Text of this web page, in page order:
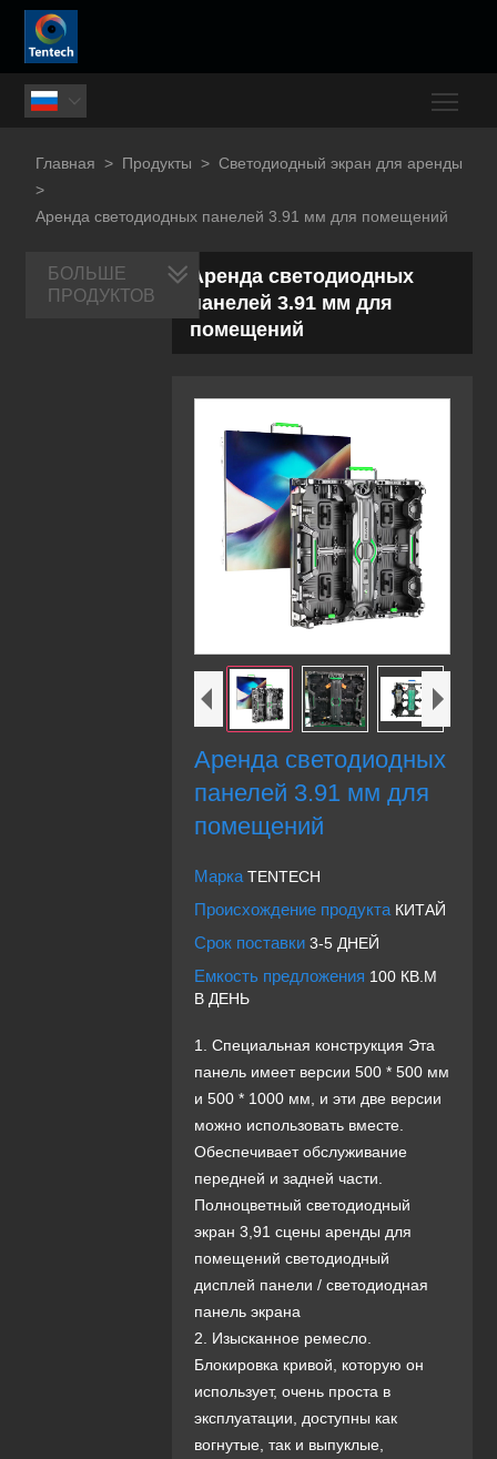

Главная > Продукты > Светодиодный экран для аренды
>
Аренда светодиодных панелей 3.91 мм для помещений
Аренда светодиодных
панелей 3.91 мм для
помещений
Аренда светодиодных
панелей 3.91 мм для
помещений
Марка TENTECH
Происхождение продукта КИТАЙ
Срок поставки 3-5 ДНЕЙ
Емкость предложения 100 КВ.М
В ДЕНЬ
1. Специальная конструкция Эта
панель имеет версии 500 * 500 мм
и 500 * 1000 мм, и эти две версии
можно использовать вместе.
Обеспечивает обслуживание
передней и задней части.
Полноцветный светодиодный
экран 3,91 сцены аренды для
помещений светодиодный
дисплей панели / светодиодная
панель экрана
2. Изысканное ремесло.
Блокировка кривой, которую он
использует, очень проста в
эксплуатации, доступны как
вогнутые, так и выпуклые,
БОЛЬШЕ
ПРОДУКТОВ